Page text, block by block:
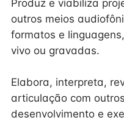
Produz e viabiliza
outros meios
formatos e
vivo ou gravadas.
Elabora, interpreta,
articulação com
desenvolvimento e